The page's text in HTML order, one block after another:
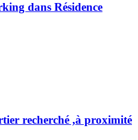
dans Résidence
recherché ,à proximité